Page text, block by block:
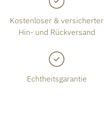
Kostenloser & versicherter
Hin- und Rückversand
Echtheitsgarantie